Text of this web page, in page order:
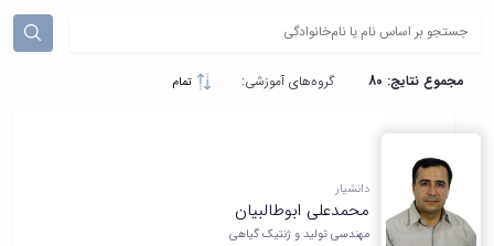
مجموع نتایج: 80 گروه‌های آموزشی: تمام
دانشیار
محمدعلی ابوطالبیان
مهندسی تولید و ژنتیک گیاهی